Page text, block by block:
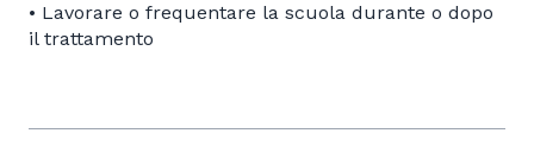
• Lavorare o frequentare la scuola durante o dopo
il trattamento